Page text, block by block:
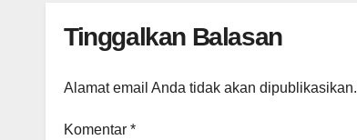
Tinggalkan Balasan
Alamat email Anda tidak akan dipublikasikan.
Komentar *